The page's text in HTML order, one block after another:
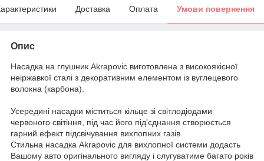
Доставка Оплата Умови повернення
Опис
Насадка на глушник Akrapovic виготовлена з високоякісної
неіржавкої сталі з декоративним елементом із вуглецевого
волокна (карбона).
Усередині насадки міститься кільце зі світлодіодами
червоного світіння, під час його під'єднання створюється
гарний ефект підсвічування вихлопних газів.
Стильна насадка Akrapovic для вихлопної системи додасть
Вашому авто оригінального вигляду і слугуватиме багато років